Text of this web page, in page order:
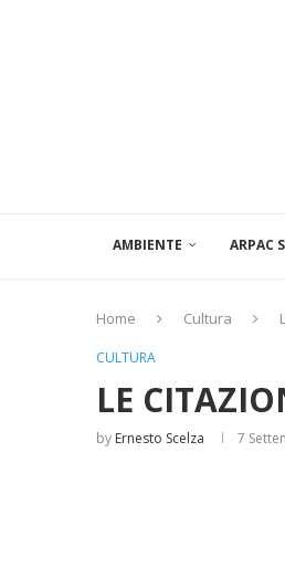
AMBIENTE ARPAC
Home Cultura
CULTURA
LE
by Ernesto Scelza 7